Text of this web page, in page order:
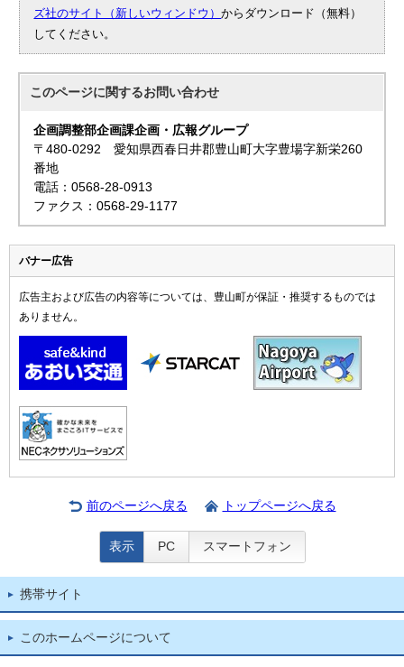
ズ社のサイト（新しいウィンドウ）からダウンロード（無料）
してください。
このページに関するお問い合わせ
企画調整部企画課企画・広報グループ
〒480-0292 愛知県西春日井郡豊山町大字豊場字新栄260
番地
電話：0568-28-0913
ファクス：0568-29-1177
バナー広告
広告主および広告の内容等については、豊山町が保証・推奨するものでは
ありません。
前のページへ戻る トップページへ戻る
表示 PC スマートフォン
携帯サイト
このホームページについて